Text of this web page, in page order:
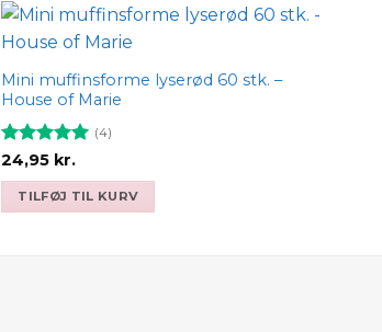
wishlist
Mini muffinsforme lyserød 60 stk. –
House of Marie
Vurderet
(4)
24,95 kr.
TILFØJ TIL KURV